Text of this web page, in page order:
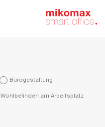
Bürogestaltung
Wohlbefinden am Arbeitsplatz